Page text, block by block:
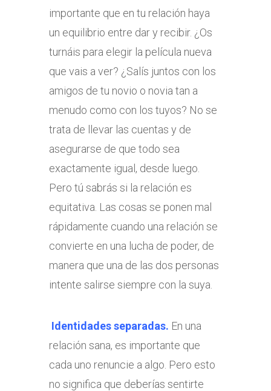
importante que en tu relación haya
un equilibrio entre dar y recibir. ¿Os
turnáis para elegir la película nueva
que vais a ver? ¿Salís juntos con los
amigos de tu novio o novia tan a
menudo como con los tuyos? No se
trata de llevar las cuentas y de
asegurarse de que todo sea
exactamente igual, desde luego.
Pero tú sabrás si la relación es
equitativa. Las cosas se ponen mal
rápidamente cuando una relación se
convierte en una lucha de poder, de
manera que una de las dos personas
intente salirse siempre con la suya.
Identidades separadas. En una
relación sana, es importante que
cada uno renuncie a algo. Pero esto
no significa que deberías sentirte